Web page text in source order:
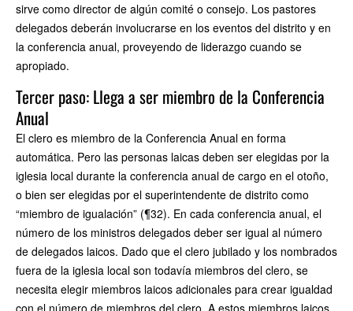
sirve como director de algún comité o consejo. Los pastores
delegados deberán involucrarse en los eventos del distrito y en
la conferencia anual, proveyendo de liderazgo cuando se
apropiado.
Tercer paso: Llega a ser miembro de la Conferencia
Anual
El clero es miembro de la Conferencia Anual en forma
automática. Pero las personas laicas deben ser elegidas por la
iglesia local durante la conferencia anual de cargo en el otoño,
o bien ser elegidas por el superintendente de distrito como
“miembro de igualación” (¶32). En cada conferencia anual, el
número de los ministros delegados deber ser igual al número
de delegados laicos. Dado que el clero jubilado y los nombrados
fuera de la iglesia local son todavía miembros del clero, se
necesita elegir miembros laicos adicionales para crear igualdad